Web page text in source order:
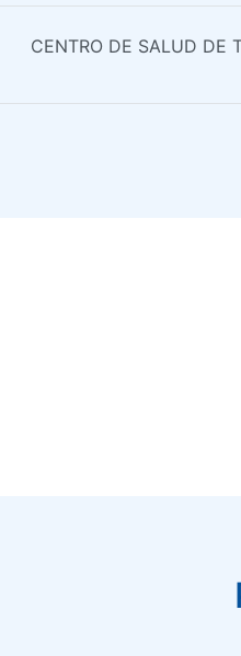
CENTRO DE SALUD DE